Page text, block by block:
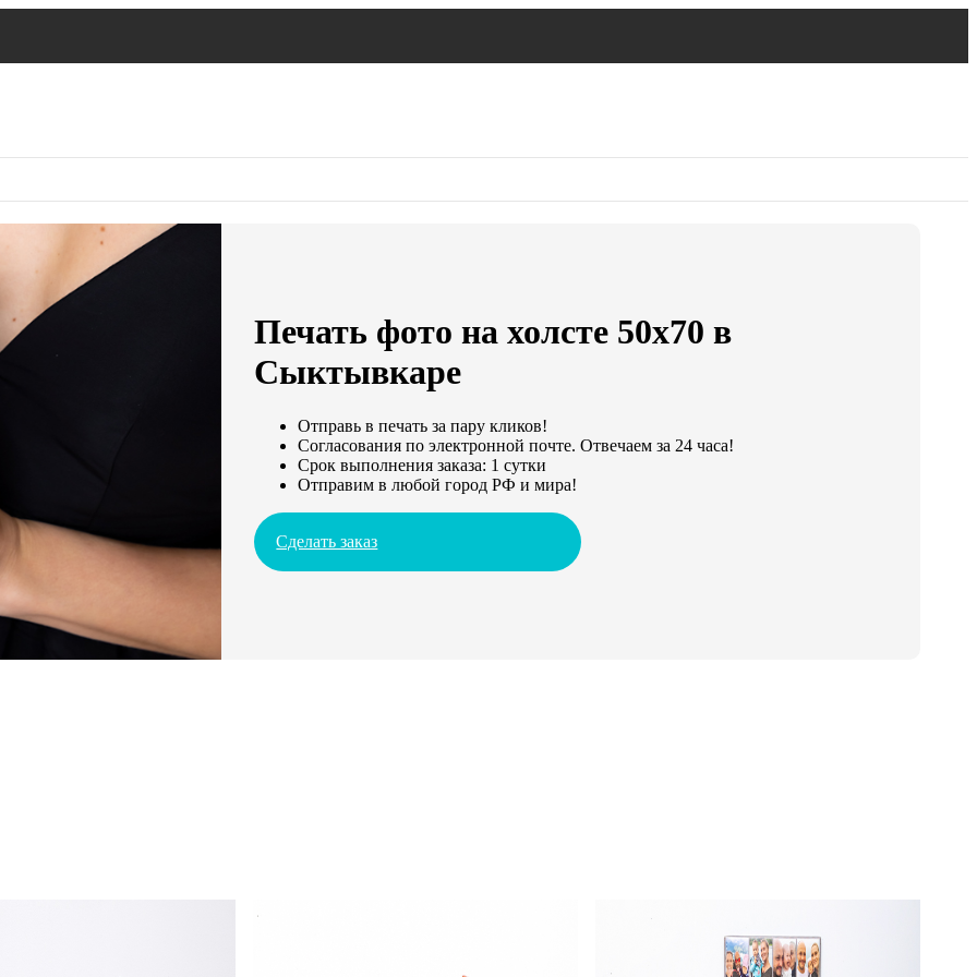
Печать фото на холсте 50х70 в
Сыктывкаре
Отправь в печать за пару кликов!
Согласования по электронной почте. Отвечаем за 24 часа!
Срок выполнения заказа: 1 сутки
Отправим в любой город РФ и мира!
Сделать заказ